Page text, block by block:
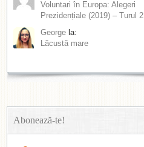
Voluntari în Europa: Alegeri
Prezidențiale (2019) – Turul 2
George la:
Lăcustă mare
Abonează-te!